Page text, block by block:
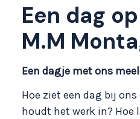
Een dag
M.M
Een dagje met ons
Hoe ziet een dag bij
houdt het werk in? Hoe